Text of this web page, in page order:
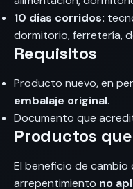
10 días corridos:
dormitorio, ferretería,
Requisitos
Producto nuevo, en
embalaje original.
Documento que
Productos
El beneficio de
arrepentimiento no